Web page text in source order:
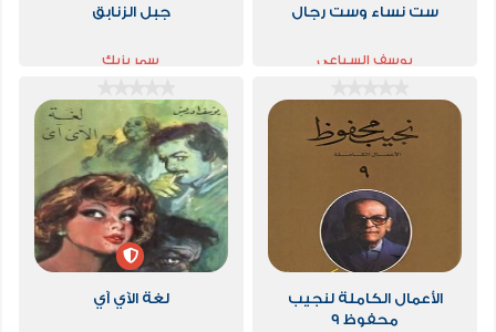
ست نساء وست رجال
يوسف السباعي
جبل الزنابق
سمر يزبك
الأعمال الكاملة لنجيب
محفوظ 9
لغة الآي آي